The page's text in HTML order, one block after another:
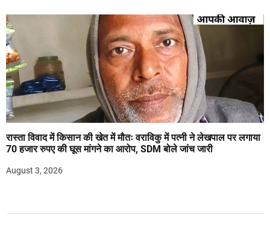
रास्ता विवाद में किसान की खेत में मौतः वराविकु में पत्नी ने लेखपाल पर लगाया
70 हजार रुपए की घूस मांगने का आरोप, SDM बोले जांच जारी
August 3, 2026